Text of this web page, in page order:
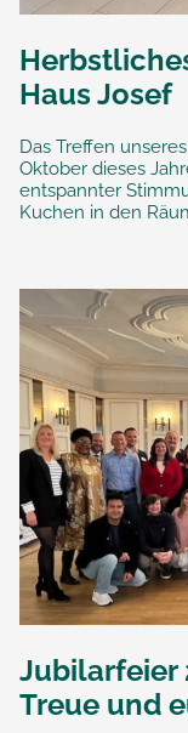
Haus Josef
Das Treffen
Oktober dieses
entspannter
Kuchen in den
Jubilarfeier
Treue und